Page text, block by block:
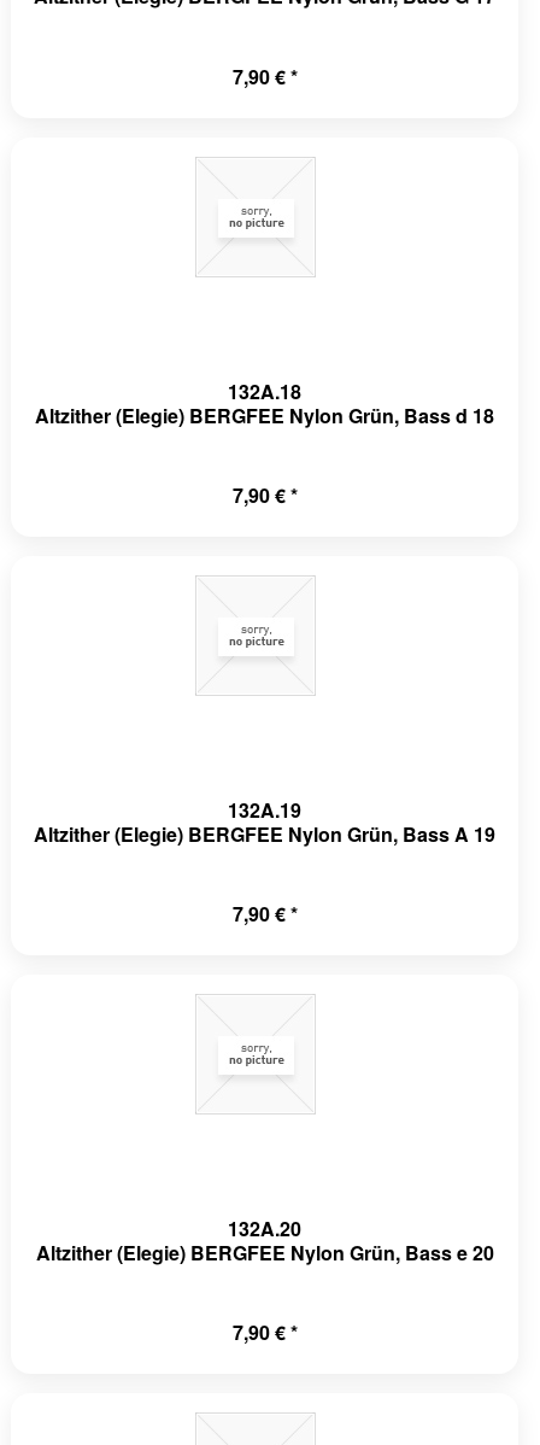
7,90 € *
132A.18
Altzither (Elegie) BERGFEE Nylon Grün, Bass d 18
7,90 € *
132A.19
Altzither (Elegie) BERGFEE Nylon Grün, Bass A 19
7,90 € *
132A.20
Altzither (Elegie) BERGFEE Nylon Grün, Bass e 20
7,90 € *